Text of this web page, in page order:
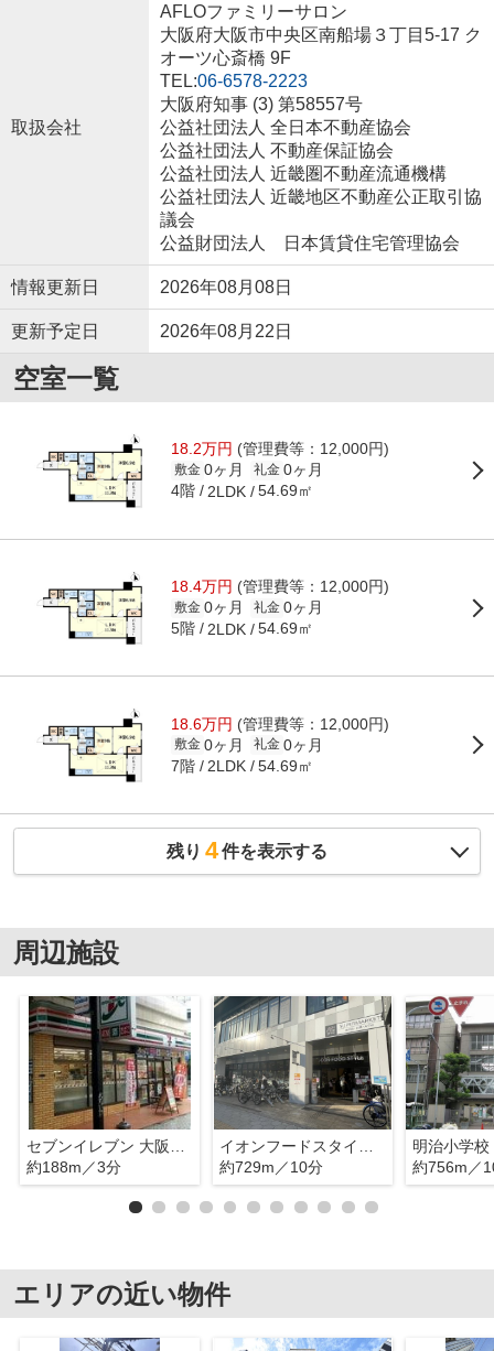
取扱会社
AFLOファミリーサロン
大阪府大阪市中央区南船場３丁目5-17 ク
オーツ心斎橋 9F
TEL:06-6578-2223
大阪府知事 (3) 第58557号
公益社団法人 全日本不動産協会
公益社団法人 不動産保証協会
公益社団法人 近畿圏不動産流通機構
公益社団法人 近畿地区不動産公正取引協
議会
公益財団法人 日本賃貸住宅管理協会
情報更新日 2026年08月08日
更新予定日 2026年08月22日
空室一覧
18.2万円 (管理費等：12,000円)
敷金 0ヶ月 礼金 0ヶ月
4階 2LDK 54.69㎡
18.4万円 (管理費等：12,000円)
敷金 0ヶ月 礼金 0ヶ月
5階 2LDK 54.69㎡
18.6万円 (管理費等：12,000円)
敷金 0ヶ月 礼金 0ヶ月
7階 2LDK 54.69㎡
残り 4件を表示する
周辺施設
約188m／3分
約729m／10分
明治小学校
約756m／
エリアの近い物件